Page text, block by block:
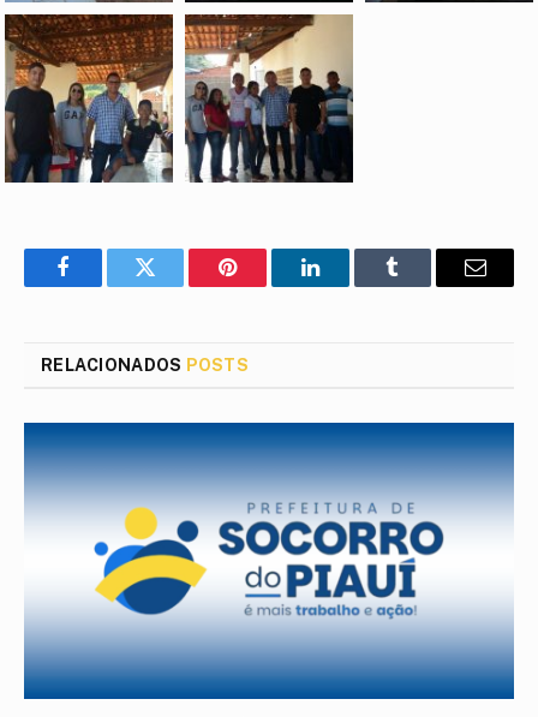
FacebookTwitter Pinterest LinkedInTumblr
E-
RELACIONADOS POSTS